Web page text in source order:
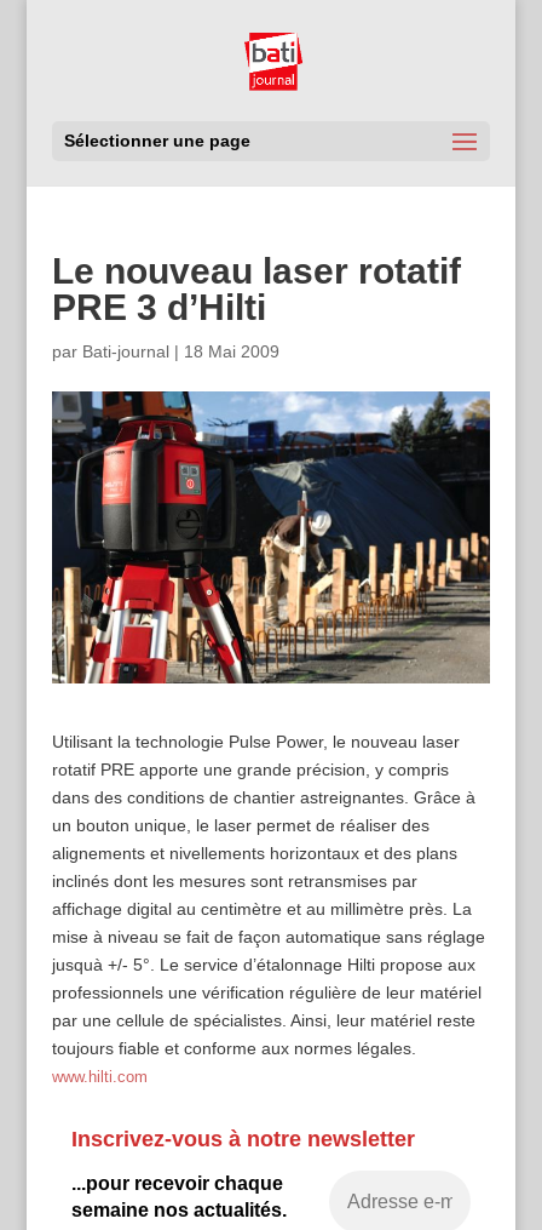
Sélectionner une page
Le nouveau laser rotatif
PRE 3 d’Hilti
par Bati-journal| 18 Mai 2009
Utilisant la technologie Pulse Power, le nouveau laser
rotatif PRE apporte une grande précision, y compris
dans des conditions de chantier astreignantes. Grâce à
un bouton unique, le laser permet de réaliser des
alignements et nivellements horizontaux et des plans
inclinés dont les mesures sont retransmises par
affichage digital au centimètre et au millimètre près. La
mise à niveau se fait de façon automatique sans réglage
jusquà +/- 5°. Le service d’étalonnage Hilti propose aux
professionnels une vérification régulière de leur matériel
par une cellule de spécialistes. Ainsi, leur matériel reste
toujours fiable et conforme aux normes légales.
www.hilti.com
Inscrivez-vous à notre newsletter
...pour recevoir chaque
semaine nos actualités.